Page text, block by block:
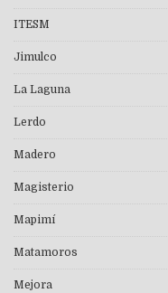
ITESM
Jimulco
La Laguna
Lerdo
Madero
Magisterio
Mapimí
Matamoros
Mejora